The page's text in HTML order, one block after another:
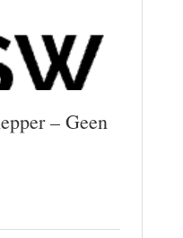
– Geen